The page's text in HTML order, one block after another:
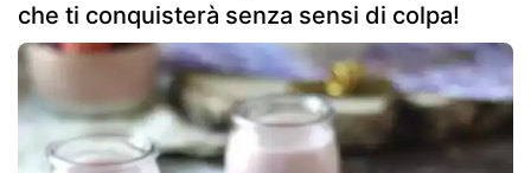
che ti conquisterà senza sensi di colpa!